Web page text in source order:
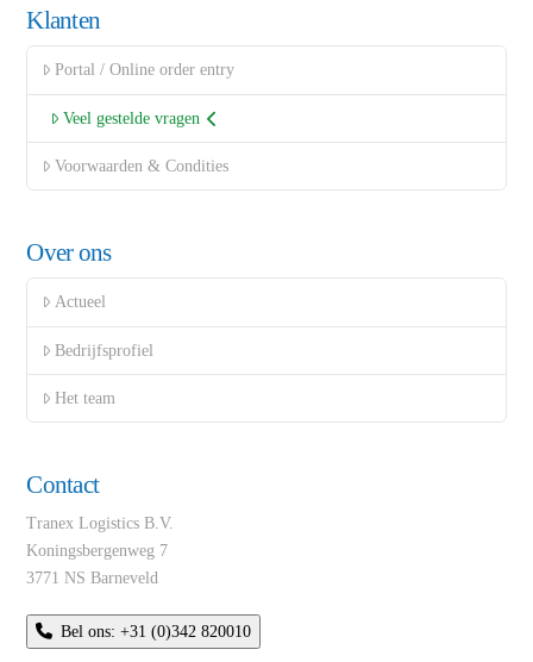
Klanten
Portal / Online order entry
Veel gestelde vragen
Voorwaarden & Condities
Over ons
Actueel
Bedrijfsprofiel
Het team
Contact
Tranex Logistics B.V.
Koningsbergenweg 7
3771 NS Barneveld
Bel ons: +31 (0)342 820010